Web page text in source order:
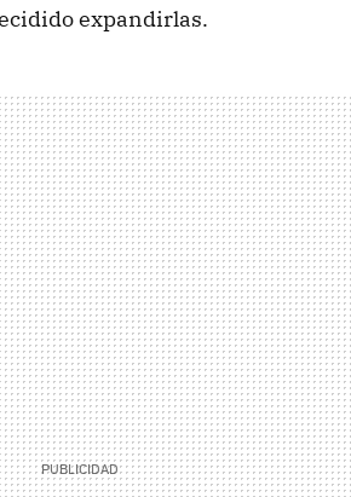
expandirlas.